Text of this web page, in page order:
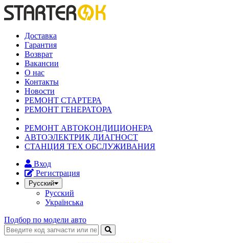
Доставка
Гарантия
Возврат
Вакансии
О нас
Контакты
Новости
РЕМОНТ СТАРТЕРА
РЕМОНТ ГЕНЕРАТОРА
РЕМОНТ АВТОКОНДИЦИОНЕРА
АВТОЭЛЕКТРИК ДИАГНОСТ
СТАНЦИЯ ТЕХ ОБСЛУЖИВАНИЯ
Вход
Регистрация
Русский
Русский
Українська
Подбор по модели авто